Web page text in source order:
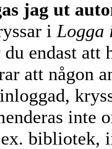
jag ut
i Logga
endast
att någon
inte
bibliotek,